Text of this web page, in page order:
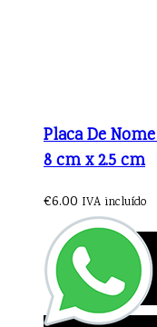
Placa De
8 cm x 2.5 cm
€6.00 IVA incluído